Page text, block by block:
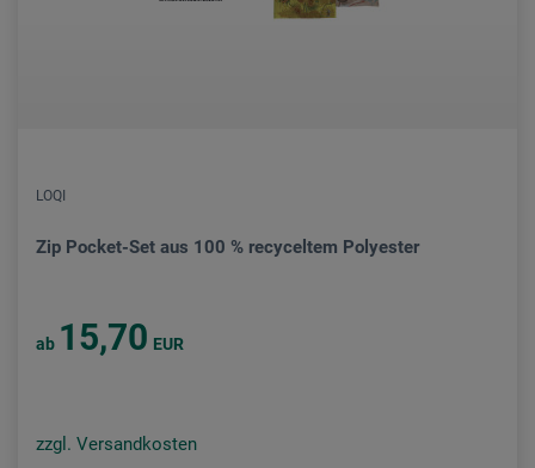
LOQI
Zip Pocket-Set aus 100 % recyceltem Polyester
ab 15,70 EUR
zzgl. Versandkosten